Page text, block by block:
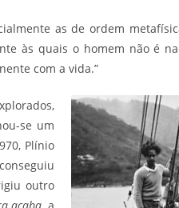
as de ordem
às quais o homem não é
com a vida.”
se um
Plínio
outro